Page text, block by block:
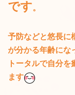
です。
予防などと悠長に
が分かる年齢にな
トータルで自分
ます